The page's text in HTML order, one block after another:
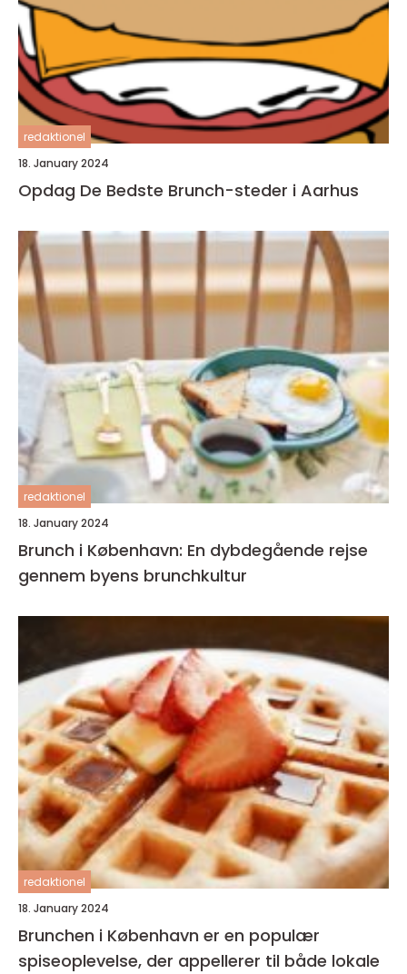
redaktionel
18. January 2024
Opdag De Bedste Brunch-steder i Aarhus
redaktionel
18. January 2024
Brunch i København: En dybdegående rejse
gennem byens brunchkultur
redaktionel
18. January 2024
Brunchen i København er en populær
spiseoplevelse, der appellerer til både lokale